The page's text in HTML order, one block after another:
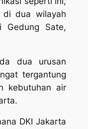
di dua wilayah
Gedung Sate,
dua urusan
tergantung
kebutuhan air
DKI Jakarta